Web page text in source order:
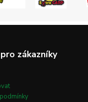
zákazníky